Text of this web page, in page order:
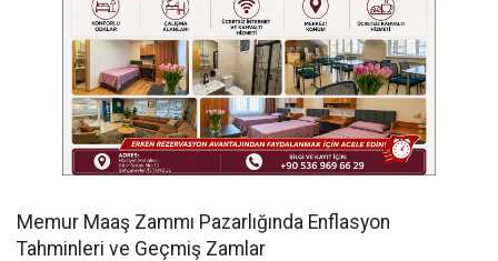
Memur Maaş Zammı Pazarlığında Enflasyon
Tahminleri ve Geçmiş Zamlar